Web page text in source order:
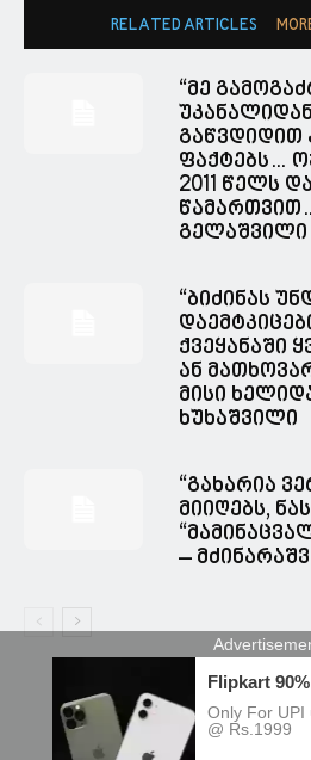
RELATED ARTICLES
“მე
გაწვდიდით
ფაქტებს…
2011 წელს
გელაშვილი
“ბიძინას
ქვეყანაში
ან
მისი
ხუხაშვილი
“გახარია
მიიღებს,
–
© Spacesnews •